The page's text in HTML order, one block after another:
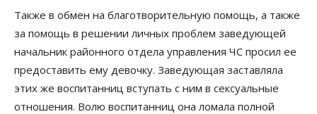
Также в обмен на благотворительную помощь, а также
за помощь в решении личных проблем заведующей
начальник районного отдела управления ЧС просил ее
предоставить ему девочку. Заведующая заставляла
этих же воспитанниц вступать с ним в сексуальные
отношения. Волю воспитанниц она ломала полной